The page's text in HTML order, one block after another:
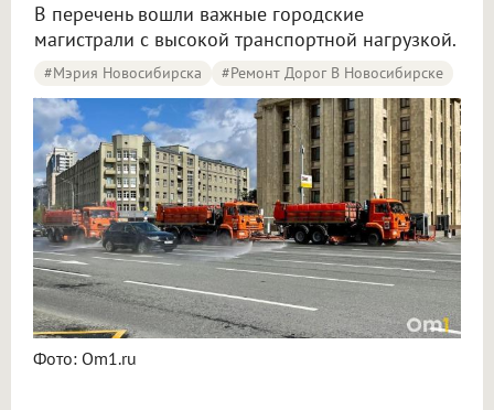
В перечень вошли важные городские
магистрали с высокой транспортной нагрузкой.
#Мэрия Новосибирска #Ремонт Дорог В Новосибирске
Фото: Om1.ru